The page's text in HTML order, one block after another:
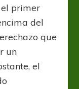
primer
del
que
un
el